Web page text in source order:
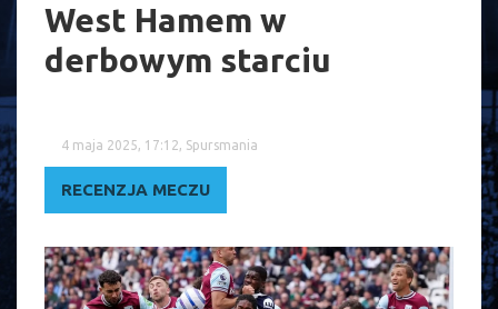
West Hamem w
derbowym starciu
4 maja 2025, 17:12, Spursmania
RECENZJA MECZU